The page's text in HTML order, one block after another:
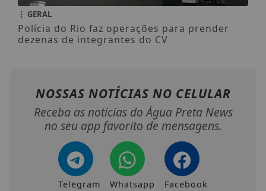
GERAL
Polícia do Rio faz operações para prender
dezenas de integrantes do CV
NOSSAS NOTÍCIAS NO CELULAR
Receba as notícias do Água Preta News
no seu app favorito de mensagens.
Telegram Whatsapp Facebook